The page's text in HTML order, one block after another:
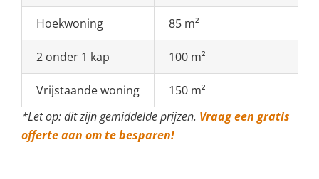
Hoekwoning 85 m²
2 onder 1 kap 100 m²
Vrijstaande woning
150 m²
*Let op: dit zijn gemiddelde prijzen. Vraag een gratis
offerte aan om te besparen!